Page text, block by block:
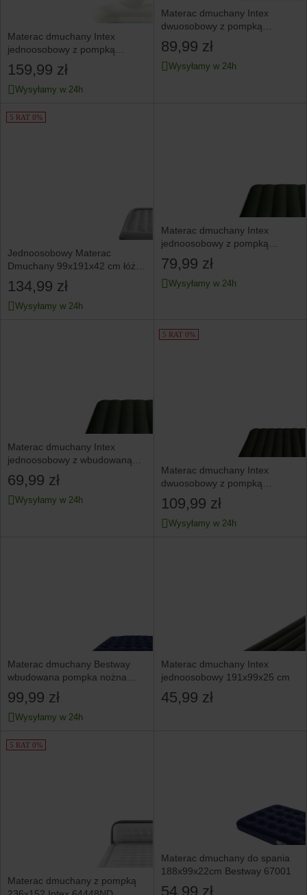
Materac dmuchany Intex
jednoosobowy z pompką
132x71x10 cm
159,99 zł
Wysyłamy w 24h
Materac dmuchany Intex
dwuosobowy z pompką
elektryczną 191x137x25 cm
89,99 zł
Wysyłamy w 24h
5 RAT 0%
Jednoosobowy Materac
Dmuchany 99x191x42 cm łóżko
pompka 220V INTEX 64132ND
134,99 zł
Wysyłamy w 24h
Materac dmuchany Intex
jednoosobowy z pompką
elektryczną 191x99x25 cm
79,99 zł
Wysyłamy w 24h
Materac dmuchany Intex
jednoosobowy z wbudowaną
pompką 191x99x25 cm
69,99 zł
Wysyłamy w 24h
5 RAT 0%
Materac dmuchany Intex
dwuosobowy z pompką
elektryczną 203x152x25 cm
109,99 zł
Wysyłamy w 24h
Materac dmuchany Bestway
wbudowana pompka nożna
dwuosobowy 203x152x28 cm
99,99 zł
Wysyłamy w 24h
Materac dmuchany Intex
jednoosobowy 191x99x25 cm
45,99 zł
5 RAT 0%
Materac dmuchany z pompką
Materac dmuchany do spania
188x99x22cm Bestway 67001
54,99 zł